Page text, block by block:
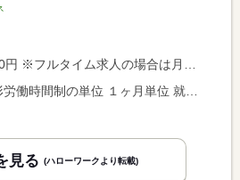
は月額（換算額）、パート求人の場合は時間額を表示しています。
見る (ハローワークより転載)